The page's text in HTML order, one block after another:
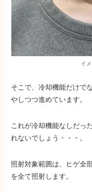
イ
そこで、冷却機能だけで
やしつつ進めています。
これが冷却機能なしだっ
れないでしょう・・・。
照射対象範囲は、ヒゲ全
を全て照射します。